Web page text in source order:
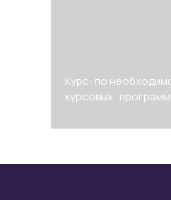
Курс: по
курсовых программ